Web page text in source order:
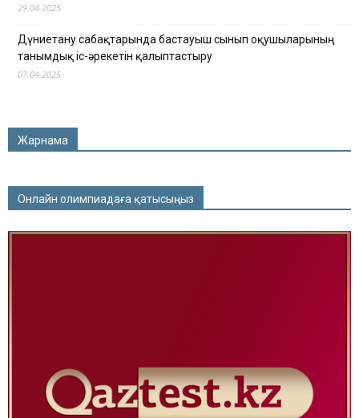
29.04.2025
Дүниетану сабақтарында бастауыш сынып оқушыларының
танымдық іс-әрекетін қалыптастыру
07.04.2025
Жарнама
Онлайн олимпиадаға қатысыңыз